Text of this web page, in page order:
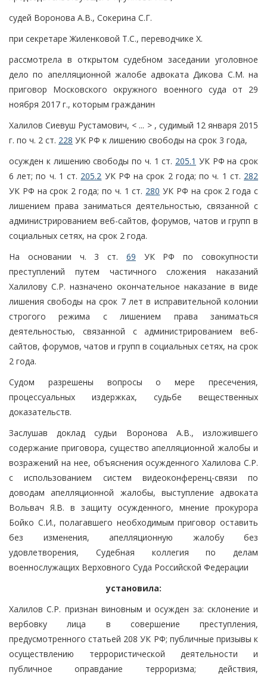
судей Воронова А.В., Сокерина С.Г.
при секретаре Жиленковой Т.С., переводчике Х.
рассмотрела в открытом судебном заседании уголовное
дело по апелляционной жалобе адвоката Дикова С.М. на
приговор Московского окружного военного суда от 29
ноября 2017 г., которым гражданин
Халилов Сиевуш Рустамович, < ... > , судимый 12 января 2015
г. по ч. 2 ст. 228 УК РФ к лишению свободы на срок 3 года,
осужден к лишению свободы по ч. 1 ст. 205.1 УК РФ на срок
6 лет; по ч. 1 ст. 205.2 УК РФ на срок 2 года; по ч. 1 ст. 282
УК РФ на срок 2 года; по ч. 1 ст. 280 УК РФ на срок 2 года с
лишением права заниматься деятельностью, связанной с
администрированием веб-сайтов, форумов, чатов и групп в
социальных сетях, на срок 2 года.
На основании ч. 3 ст. 69 УК РФ по совокупности
преступлений путем частичного сложения наказаний
Халилову С.Р. назначено окончательное наказание в виде
лишения свободы на срок 7 лет в исправительной колонии
строгого режима с лишением права заниматься
деятельностью, связанной с администрированием веб-
сайтов, форумов, чатов и групп в социальных сетях, на срок
2 года.
Судом разрешены вопросы о мере пресечения,
процессуальных издержках, судьбе вещественных
доказательств.
Заслушав доклад судьи Воронова А.В., изложившего
содержание приговора, существо апелляционной жалобы и
возражений на нее, объяснения осужденного Халилова С.Р.
с использованием систем видеоконференц-связи по
доводам апелляционной жалобы, выступление адвоката
Вольвач Я.В. в защиту осужденного, мнение прокурора
Бойко С.И., полагавшего необходимым приговор оставить
без изменения, апелляционную жалобу без
удовлетворения, Судебная коллегия по делам
военнослужащих Верховного Суда Российской Федерации
установила:
Халилов С.Р. признан виновным и осужден за: склонение и
вербовку лица в совершение преступления,
предусмотренного статьей 208 УК РФ; публичные призывы к
осуществлению террористической деятельности и
публичное оправдание терроризма; действия,